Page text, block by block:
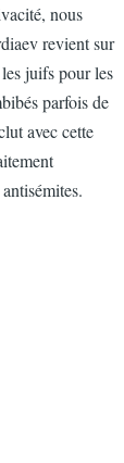
nous
revient sur
juifs pour les
parfois de
avec cette